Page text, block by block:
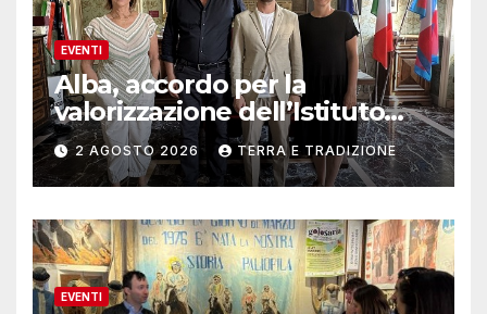
EVENTI
Alba, accordo per la
valorizzazione dell’Istituto
musicale Rocca
2 AGOSTO 2026 TERRA E TRADIZIONE
EVENTI